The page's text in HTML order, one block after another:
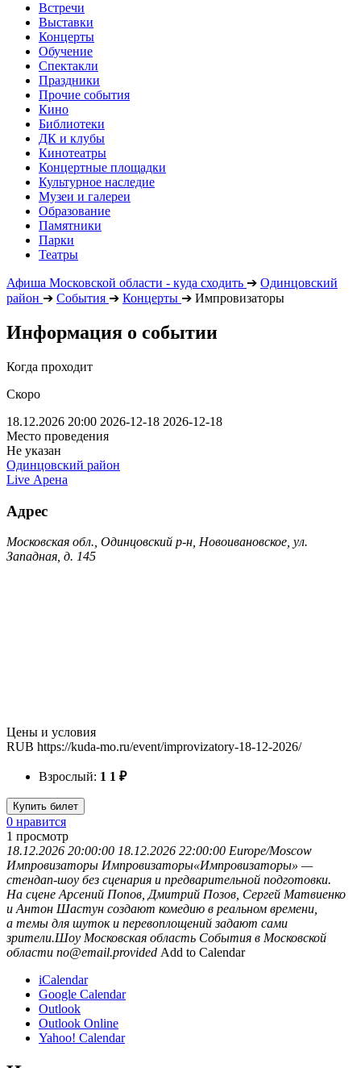
Встречи
Выставки
Концерты
Обучение
Спектакли
Праздники
Прочие события
Кино
Библиотеки
ДК и клубы
Кинотеатры
Концертные площадки
Культурное наследие
Музеи и галереи
Образование
Памятники
Парки
Театры
Афиша Московской области - куда сходить ➔ Одинцовский
район ➔ События ➔ Концерты ➔ Импровизаторы
Информация о событии
Когда проходит
Скоро
18.12.2026 20:00 2026-12-18 2026-12-18
Место проведения
Не указан
Одинцовский район
Live Арена
Адрес
Московская обл., Одинцовский р-н, Новоивановское, ул.
Западная, д. 145
Цены и условия
RUB https://kuda-mo.ru/event/improvizatory-18-12-2026/
Взрослый: 1 1 ₽
Купить билет
0 нравится
1 просмотр
18.12.2026 20:00:00 18.12.2026 22:00:00 Europe/Moscow
Импровизаторы Импровизаторы«Импровизаторы» —
стендап-шоу без сценария и предварительной подготовки.
На сцене Арсений Попов, Дмитрий Позов, Сергей Матвиенко
и Антон Шастун создают комедию в реальном времени,
а темы для шуток и перевоплощений задают сами
зрители.Шоу Московская область События в Московской
области no@email.provided Add to Calendar
iCalendar
Google Calendar
Outlook
Outlook Online
Yahoo! Calendar